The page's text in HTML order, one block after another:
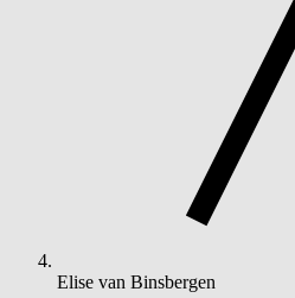
Elise van Binsbergen